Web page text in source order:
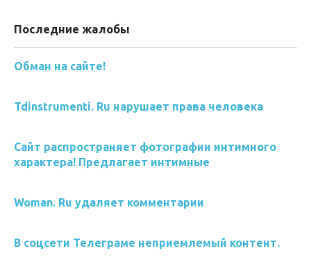
Последние жалобы
Обман на сайте!
Tdinstrumenti. Ru нарушает права человека
Сайт распространяет фотографии интимного
характера! Предлагает интимные
Woman. Ru удаляет комментарии
В соцсети Телеграме неприемлемый контент.